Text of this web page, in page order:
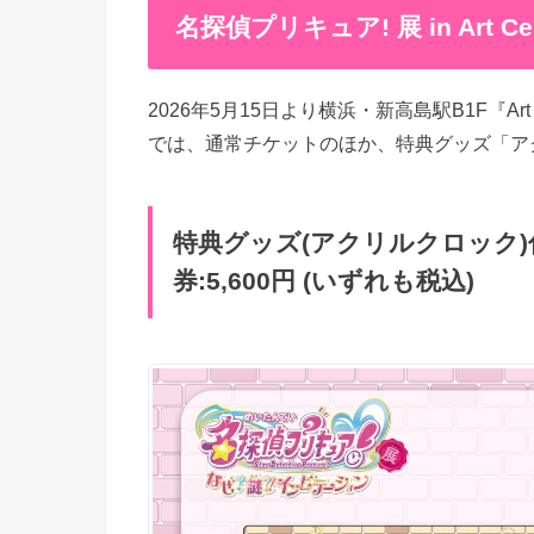
名探偵プリキュア! 展 in Art
2026年5月15日より横浜・新高島駅B1F『
では、通常チケットのほか、特典グッズ「
特典グッズ(アクリルクロック
券:5,600円 (いずれも税込)